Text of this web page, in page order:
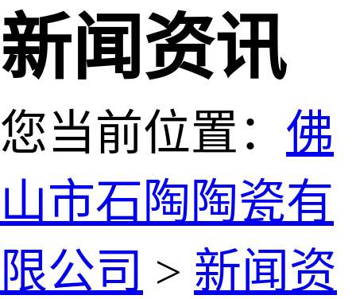
新闻资讯
您当前位置： 佛
山市石陶陶瓷有
限公司 > 新闻资